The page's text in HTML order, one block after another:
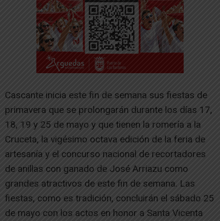
Cascante inicia este fin de semana sus fiestas de
primavera que se prolongarán durante los días 17,
18, 19 y 25 de mayo y que tienen la romería a la
Cruceta, la vigésimo octava edición de la feria de
artesanía y el concurso nacional de recortadores
de anillas con ganado de José Arriazu como
grandes atractivos de este fin de semana. Las
fiestas, como es tradición, concluirán el sábado 25
de mayo con los actos en honor a Santa Vicenta